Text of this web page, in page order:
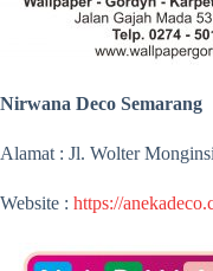
Nirwana Deco Semarang
Alamat : Jl. Wolter
Website : https://